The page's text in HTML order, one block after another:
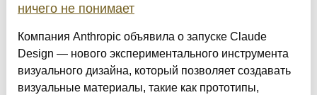
ничего не понимает
Компания Anthropic объявила о запуске Claude
Design — нового экспериментального инструмента
визуального дизайна, который позволяет создавать
визуальные материалы, такие как прототипы,